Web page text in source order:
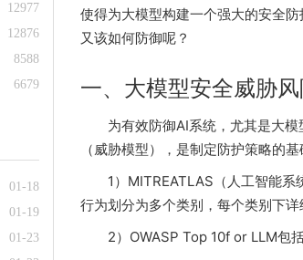
12977
12876
8588
6679
01-18
01-19
01-23
使得为大模型构建一个强大的安全
又该如何防御呢？
一、大模型安全威胁
为有效防御AI系统，尤其是大
（威胁模型），是制定防护策略的
1）MITREATLAS（人工智能
行为划分为多个类别，每个类别下
2）OWASP Top 10f or LLM包